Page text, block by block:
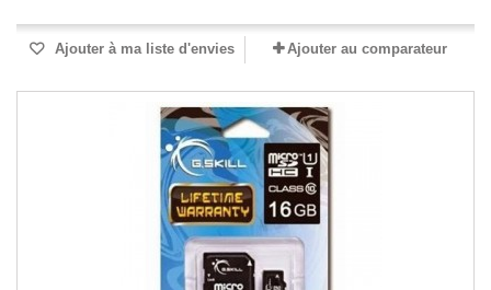
Ajouter à ma liste d'envies Ajouter au comparateur